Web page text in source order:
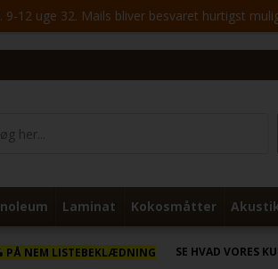
12 uge 32. Mails bliver besvaret hurtigst
Laminat Kokosmåtter
PÅ NEM LISTEBEKLÆDNING SE HVAD VORES